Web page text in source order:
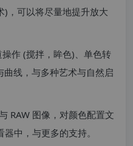
)，可以将尽量地提升放大
作 (搅拌，眸色)、单色转
线，与多种艺术与自然启
RAW 图像，对颜色配置文
中，与更多的支持。